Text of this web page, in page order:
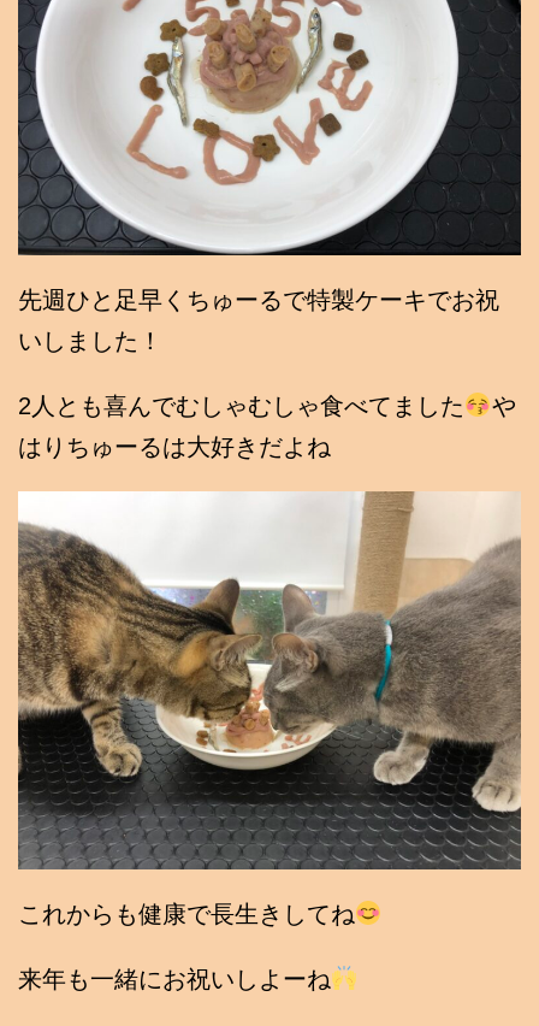
先週ひと足早くちゅーるで特製ケーキでお祝
いしました！
2人とも喜んでむしゃむしゃ食べてました
や
はりちゅーるは大好きだよね
これからも健康で長生きしてね
来年も一緒にお祝いしよーね